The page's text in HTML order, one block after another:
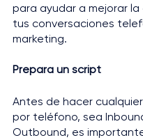
para ayudar a mejorar
tus conversaciones
marketing.
Prepara un script
Antes de hacer
por teléfono, sea
Outbound, es